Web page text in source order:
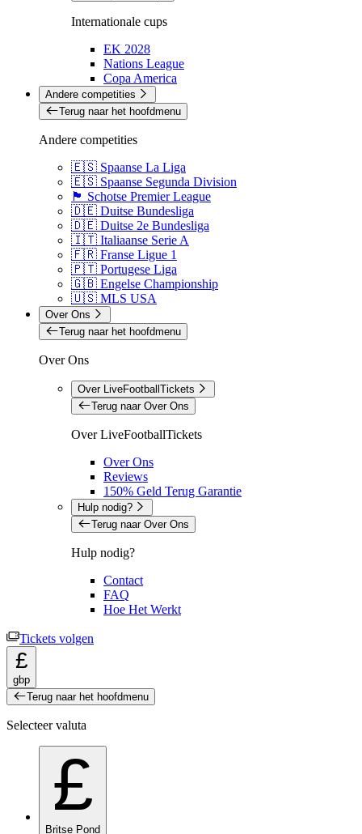
Internationale cups
EK 2028
Nations League
Copa America
Andere competities
Terug naar het hoofdmenu
Andere competities
🇪🇸 Spaanse La Liga
🇪🇸 Spaanse Segunda Division
🏴󠁧󠁢󠁳󠁣󠁴󠁿 Schotse Premier League
🇩🇪 Duitse Bundesliga
🇩🇪 Duitse 2e Bundesliga
🇮🇹 Italiaanse Serie A
🇫🇷 Franse Ligue 1
🇵🇹 Portugese Liga
🇬🇧 Engelse Championship
🇺🇸 MLS USA
Over Ons
Terug naar het hoofdmenu
Over Ons
Over LiveFootballTickets
Terug naar Over Ons
Over LiveFootballTickets
Over Ons
Reviews
150% Geld Terug Garantie
Hulp nodig?
Terug naar Over Ons
Hulp nodig?
Contact
FAQ
Hoe Het Werkt
Tickets volgen
£
gbp
Terug naar het hoofdmenu
Selecteer valuta
£
Britse Pond